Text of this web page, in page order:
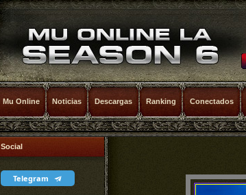
Mu Online Noticias Descargas Ranking Conectados
Social
Telegram